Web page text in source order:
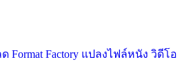
ด Format Factory แปลงไฟล์หนัง วิดีโอ